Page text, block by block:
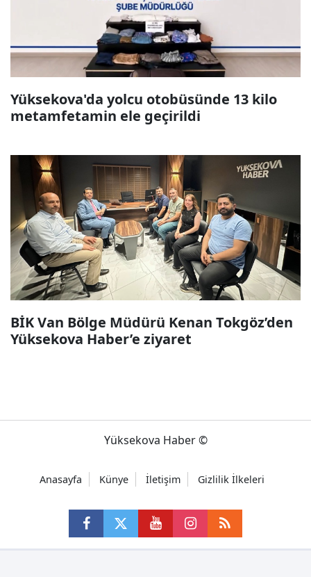
Yüksekova'da yolcu otobüsünde 13 kilo
metamfetamin ele geçirildi
BİK Van Bölge Müdürü Kenan Tokgöz’den
Yüksekova Haber’e ziyaret
Yüksekova Haber ©
Anasayfa Künye İletişim Gizlilik İlkeleri